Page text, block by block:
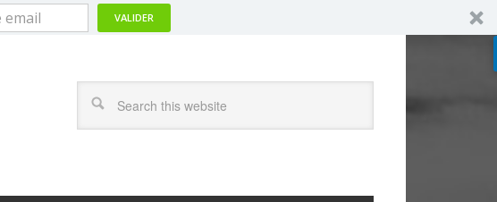
VALIDER